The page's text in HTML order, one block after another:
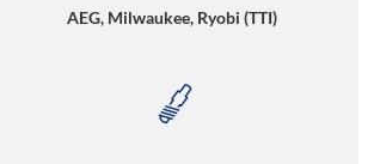
AEG, Milwaukee, Ryobi (TTI)